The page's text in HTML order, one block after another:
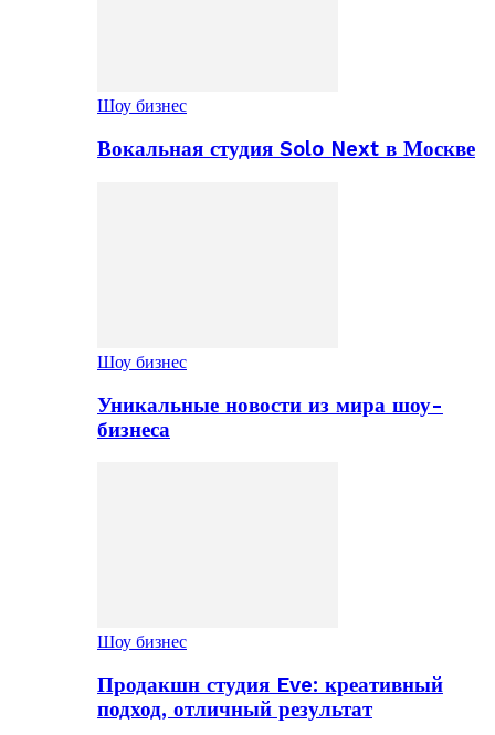
Шоу бизнес
Вокальная студия Solo Next в Москве
Шоу бизнес
Уникальные новости из мира шоу-
бизнеса
Шоу бизнес
Продакшн студия Eve: креативный
подход, отличный результат